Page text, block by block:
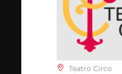
Teatro Circo